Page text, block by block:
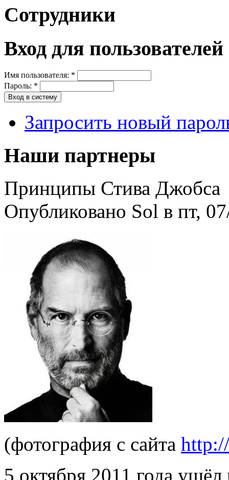
Сотрудники
Вход для пользователей
Имя пользователя: *
Пароль: *
Запросить новый
Наши партнеры
Принципы Стива Джобса
Опубликовано Sol в пт,
(фотография с сайта
5 октября 2011 года